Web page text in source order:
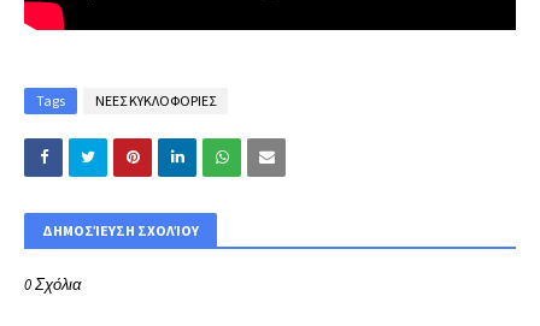
Tags ΝΕΕΣ ΚΥΚΛΟΦΟΡΙΕΣ
ΔΗΜΟΣΊΕΥΣΗ ΣΧΟΛΊΟΥ
0 Σχόλια